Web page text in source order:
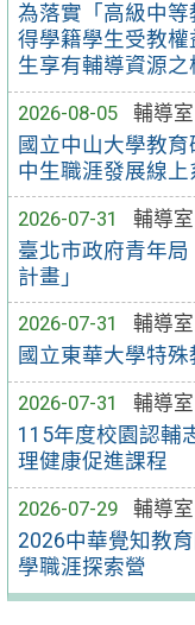
為落實「高級中
得學籍學生受教
生享有輔導資源之
2026-08-05
輔導室
國立中山大學教
中生職涯發展線上
2026-07-31
輔導室
臺北市政府青年
計畫」
2026-07-31
輔導室
國立東華大學特
2026-07-31
輔導室
115年度校園認輔
理健康促進課程
2026-07-29
輔導室
2026中華覺知教
學職涯探索營